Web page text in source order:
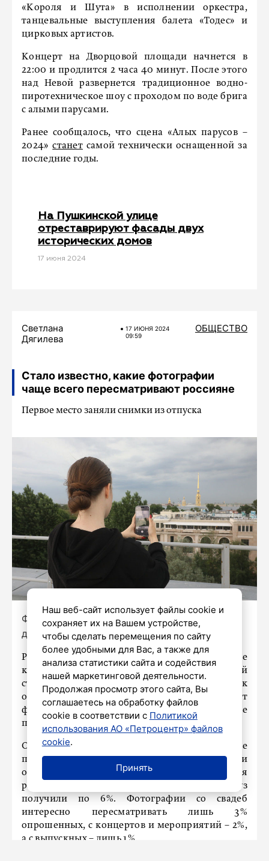
«Короля и Шута» в исполнении оркестра,
танцевальные выступления балета «Тодес» и
цирковых артистов.
Концерт на Дворцовой площади начнется в
22:00 и продлится 2 часа 40 минут. После этого
над Невой развернется традиционное водно-
пиротехническое шоу с проходом по воде брига
с алыми парусами.
Ранее сообщалось, что сцена «Алых парусов –
2024»станет самой технически оснащенной за
последние годы.
На Пушкинской улице
отреставрируют фасады двух
исторических домов
17 июня 2024
Светлана
Дягилева
17 ИЮНЯ 2024
09:59
ОБЩЕСТВО
Стало известно, какие фотографии
чаще всего пересматривают россияне
Первое место заняли снимки из отпуска
Фото: Александр Глуз/«Петербургский
дневник»
Россияне приняли участие в опросе, в ходе
которого выяснилось, как часто жители нашей
страны пересматривают фотографии. Как
оказалось, 41% респондентов смотрят
фотографии редко, а 22% и вовсе их не
пересматривают, передает
Отмечается, что чаще всего россияне
пересматривают фотографии из путешествий и
отпусков (58%). Снимки из детства нравится
рассматривать 24% респондентов, школа и вуз
получили по 6%. Фотографии со свадеб
интересно пересматривать лишь 3%
опрошенных, с концертов и мероприятий – 2%,
а с выпускных – лишь 1%.
Наш веб-сайт использует файлы cookie и
сохраняет их на Вашем устройстве,
чтобы сделать перемещения по сайту
более удобными для Вас, а также для
анализа статистики сайта и содействия
нашей маркетинговой деятельности.
Продолжая просмотр этого сайта, Вы
соглашаетесь на обработку файлов
cookie в соответствии с Политикой
использования АО «Петроцентр» файлов
cookie.
Принять